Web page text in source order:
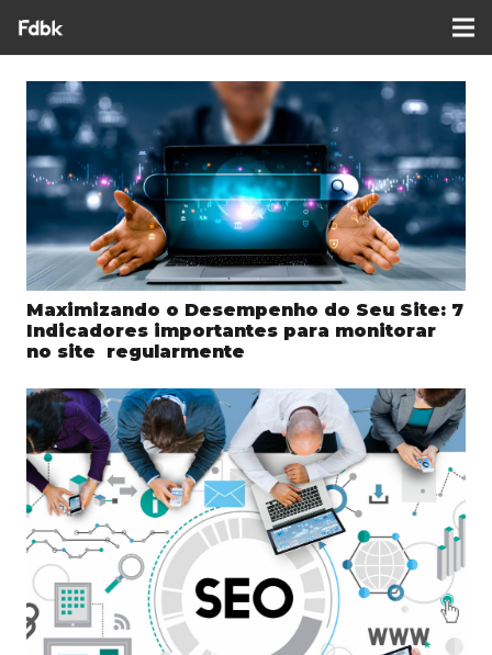
Maximizando o Desempenho do Seu Site: 7
Indicadores importantes para monitorar
no site regularmente